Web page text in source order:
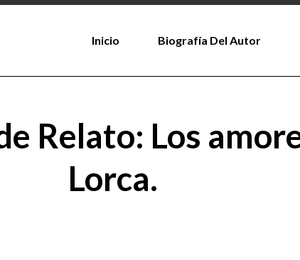
Inicio Biografía Del Autor
Relato: Los
Lorca.